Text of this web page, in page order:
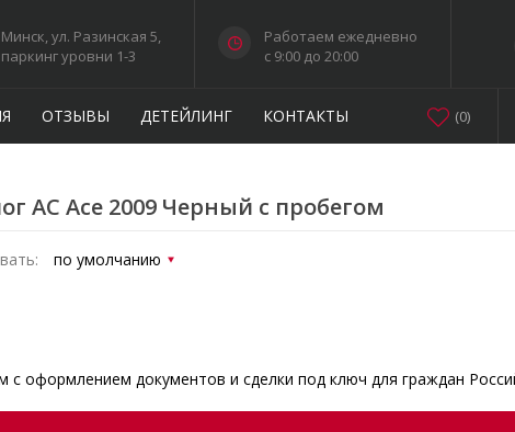
Минск, ул. Разинская 5,
паркинг уровни 1-3
Работаем ежедневно
c 9:00 до 20:00
ОТЗЫВЫ ДЕТЕЙЛИНГ КОНТАКТЫ (0)
AC Ace 2009 Черный с пробегом
оформлением документов и сделки под ключ для граждан